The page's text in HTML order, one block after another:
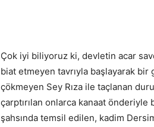
Çok iyi biliyoruz ki, devletin acar
biat etmeyen tavrıyla başlayarak bir
çökmeyen Sey Rıza ile taçlanan
çarptırılan onlarca kanaat
şahsında temsil edilen, kadim